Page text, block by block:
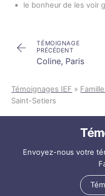
le bonheur de les voir
TÉMOIGNAGE
PRÉCÉDENT
Coline, Paris
Témoignages IEF »
Saint-Setiers
Envoyez-nous votre